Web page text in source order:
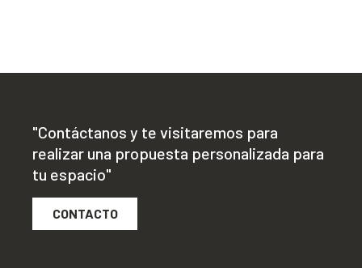
"Contáctanos y te visitaremos para
realizar una propuesta personalizada para
tu espacio"
CONTACTO